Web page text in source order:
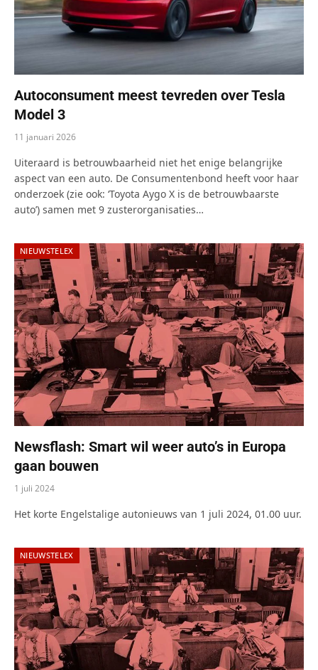
Autoconsument meest tevreden over Tesla
Model 3
11 januari 2026
Uiteraard is betrouwbaarheid niet het enige belangrijke
aspect van een auto. De Consumentenbond heeft voor haar
onderzoek (zie ook: ‘Toyota Aygo X is de betrouwbaarste
auto’) samen met 9 zusterorganisaties…
NIEUWSTELEX
Newsflash: Smart wil weer auto’s in Europa
gaan bouwen
1 juli 2024
Het korte Engelstalige autonieuws van 1 juli 2024, 01.00 uur.
NIEUWSTELEX